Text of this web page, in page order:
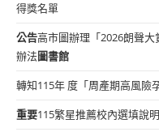
得獎名單
公告高市圖辦理「2026朗聲
辦法圖書館
轉知115年 度「周產期高風險
重要115繁星推薦校內選填說明